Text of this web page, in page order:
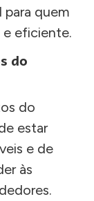
quem
e eficiente.
do
do
estar
e de
às